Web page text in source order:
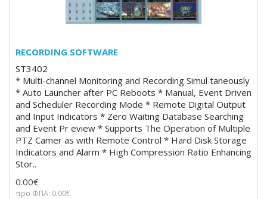
RECORDING SOFTWARE
ST3402
* Multi-channel Monitoring and Recording Simul taneously
* Auto Launcher after PC Reboots * Manual, Event Driven
and Scheduler Recording Mode * Remote Digital Output
and Input Indicators * Zero Waiting Database Searching
and Event Pr eview * Supports The Operation of Multiple
PTZ Camer as with Remote Control * Hard Disk Storage
Indicators and Alarm * High Compression Ratio Enhancing
Stor..
0.00€
προ ΦΠΑ: 0.00€